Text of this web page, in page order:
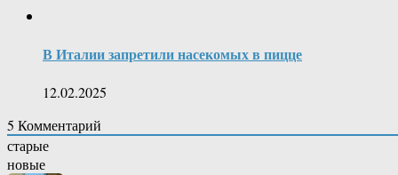
В Италии запретили насекомых в пицце
12.02.2025
5 Комментарий
старые
новые